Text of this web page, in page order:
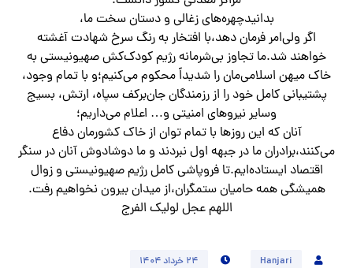
بدانیدچهره‌های زغالی و دستان سخت ما،
اگر ولی‌امر فرمان دهد،با افتخار به رنگ سرخ شهادت آغشته
خواهند شد.ما تجاوز بی‌شرمانه رژیم کودک‌کش صهیونیستی به
خاک میهن اسلامی‌مان را شدیداً محکوم می‌کنیم؛و با تمام وجود،
پشتیبانی کامل خود را از رزمندگان جان‌برکف سپاه، ارتش، بسیج
وسایر نیروهای امنیتی و… اعلام می‌داریم؛
آنان که این روزها با تمام توان از خاک کشورمان دفاع
می‌کنند،برادران ما در جبهه اول نبردند و ما دوشادوش آنان در سنگر
اقتصاد ایستاده‌ایم.تا فروپاشی کامل رژیم صهیونیستی و زوال
همیشگی همه حامیان ستمگران،از میدان بیرون نخواهیم رفت.
اللهم عجل لولیک الفرج
Hanjari ۲۴ خرداد ۱۴۰۴